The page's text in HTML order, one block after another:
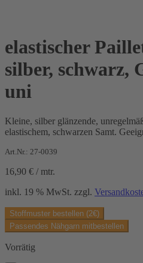
elastischer
silber, schwarz,
uni
Kleine, silber glänzende,
elastischem, schwarzen Samt.
Art.Nr.: 27-0039
16,90 € / mtr.
inkl. 19 % MwSt. zzgl.
Stoffmuster bestellen (2€)
Passendes Nähgarn mitbestellen
Vorrätig